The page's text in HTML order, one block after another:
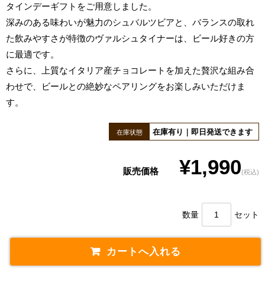
タインデーギフトをご用意しました。
深みのある味わいが魅力のシュバルツビアと、バランスの取れ
た飲みやすさが特徴のヴァルシュタイナーは、ビール好きの方
に最適です。
さらに、上質なイタリア産チョコレートを加えた贅沢な組み合
わせで、ビールとの絶妙なペアリングをお楽しみいただけま
す。
在庫状態 在庫有り｜即日発送できます
販売価格¥1,990(税込)
数量 セット